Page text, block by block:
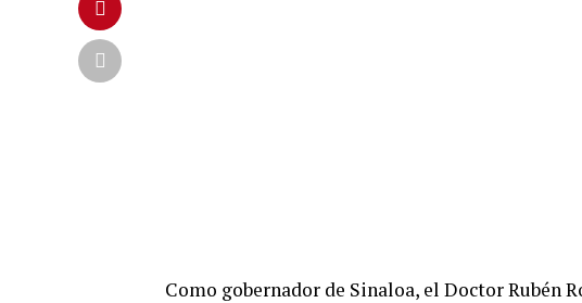
Como gobernador de Sinaloa, el Doctor Rubén